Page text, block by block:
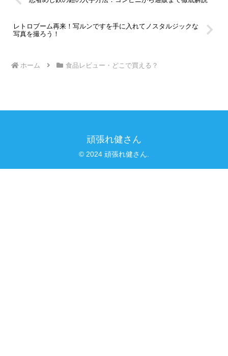
レトロブーム再来！写ルンですを手に入れてノスタルジックな
写真を撮ろう！
ホーム 食品レビュー・どこで買える？
頑張れ健さん
© 2024 頑張れ健さん.